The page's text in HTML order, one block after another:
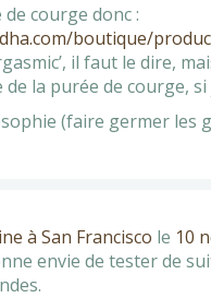
de courge donc :
boutique/
il faut le dire,
la purée de courge,
(faire germer
à San Francisco le 10
envie de tester de